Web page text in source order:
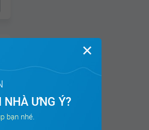
✕
NHÀ ƯNG Ý?
bạn nhé.